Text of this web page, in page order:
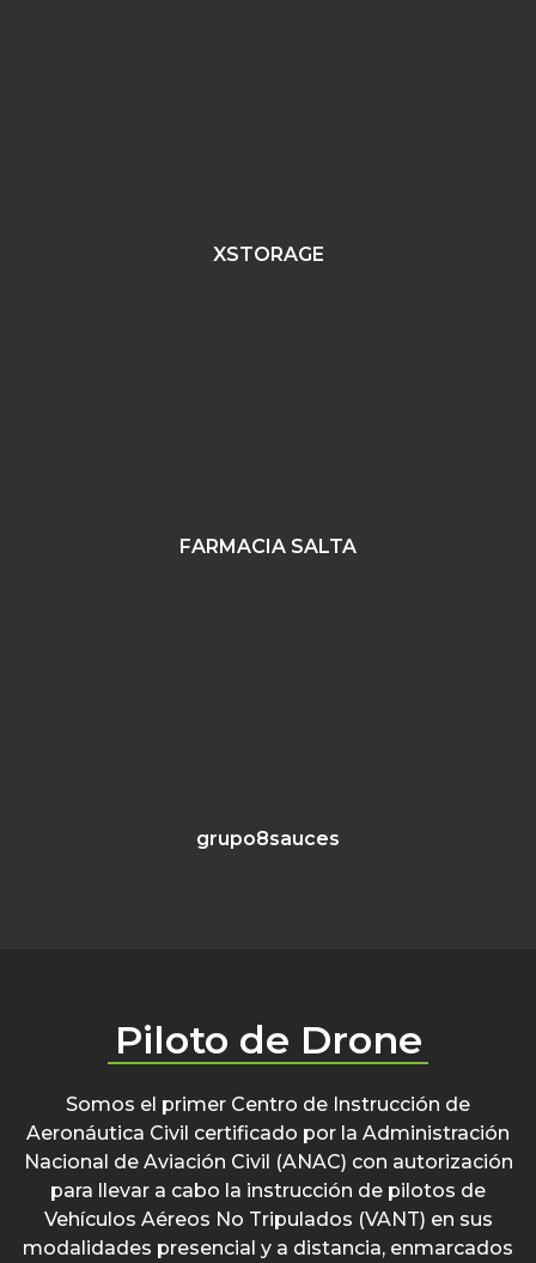
XSTORAGE
FARMACIA SALTA
grupo8sauces
Piloto de Drone
Somos el primer Centro de Instrucción de
Aeronáutica Civil certificado por la Administración
Nacional de Aviación Civil (ANAC) con autorización
para llevar a cabo la instrucción de pilotos de
Vehículos Aéreos No Tripulados (VANT) en sus
modalidades presencial y a distancia, enmarcados